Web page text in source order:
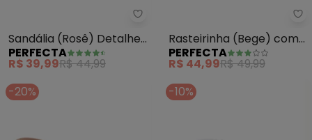
Perfecta - Sandália (Rosê)
Sandália (Rosê) Detalhe
Laço
PERFECTA
R$ 39,99R$ 44,99
Rasteirinha (Bege) com
Detalhe de Laço em
Strass
PERFECTA
R$ 44,99R$ 49,99
-20%
-10%